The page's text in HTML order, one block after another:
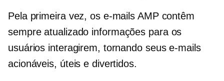
Pela primeira vez, os e-mails AMP contêm
sempre atualizado informações para os
usuários interagirem, tornando seus e-mails
acionáveis, úteis e divertidos.